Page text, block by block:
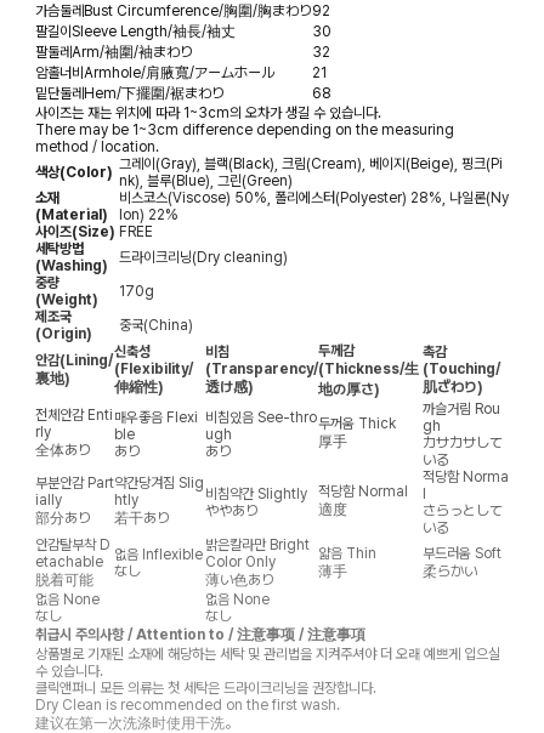
가슴둘레 Bust Circumference/胸圍/胸まわり92
팔길이 Sleeve Length/袖長/袖丈
30
팔둘레 Arm/袖圍/袖まわり
32
암홀너비 Armhole/肩腋寬/アームホール
21
밑단둘레 Hem/下擺圍/裾まわり
68
사이즈는 재는 위치에 따라 1~3cm의 오차가 생길 수 있습니다.
There may be 1~3cm difference depending on the measuring
method / location.
색상(Color) 그레이(Gray), 블랙(Black), 크림(Cream), 베이지(Beige), 핑크(Pi
nk), 블루(Blue), 그린(Green)
소재
(Material)
비스코스(Viscose) 50%, 폴리에스터(Polyester) 28%, 나일론(Ny
lon) 22%
사이즈(Size) FREE
세탁방법
(Washing)
드라이크리닝(Dry cleaning)
중량
(Weight)
170g
제조국
(Origin)
중국(China)
안감(Lining/
裏地)
신축성
(Flexibility/
伸縮性)
비침
(Transparency/
透け感)
두께감
(Thickness/生
地の厚さ)
촉감
(Touching/
肌ざわり)
전체안감 Enti
rly
全体あり
매우좋음 Flexi
ble
あり
비침있음 See-thro
ugh
あり
두꺼움 Thick
厚手
까슬거림 Rou
gh
カサカサして
いる
부분안감 Part
ially
部分あり
약간당겨짐 Slig
htly
若干あり
비침약간 Slightly
ややあり
적당함 Normal
適度
적당함 Norma
さらっとして
いる
안감탈부착 D
etachable
脱着可能
없음 Inflexible
なし
밝은칼라만 Bright
Color Only
薄い色あり
얇음 Thin
薄手
부드러움 Soft
柔らかい
없음 None
なし
없음 None
なし
취급시 주의사항 / Attention to / 注意事项 / 注意事項
상품별로 기재된 소재에 해당하는 세탁 및 관리법을 지켜주셔야 더 오래 예쁘게 입으실
수 있습니다.
클릭앤퍼니 모든 의류는 첫 세탁은 드라이크리닝을 권장합니다.
Dry Clean is recommended on the first wash.
建议在第一次洗涤时使用干洗。